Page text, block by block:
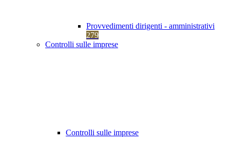
Provvedimenti dirigenti - amministrativi
279
Controlli sulle imprese
Controlli sulle imprese